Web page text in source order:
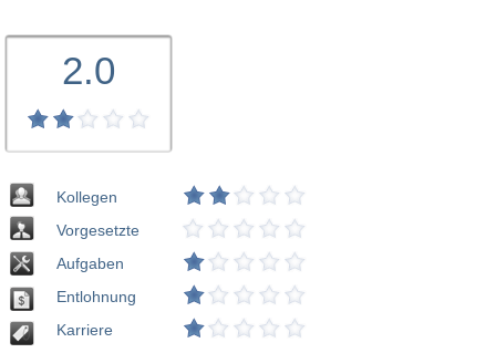
2.0
Kollegen
Vorgesetzte
Aufgaben
Entlohnung
Karriere